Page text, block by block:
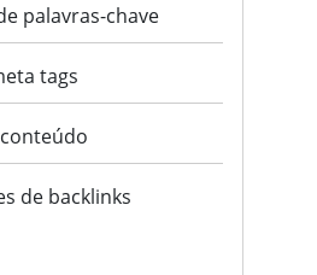
palavras-chave
tags
de backlinks